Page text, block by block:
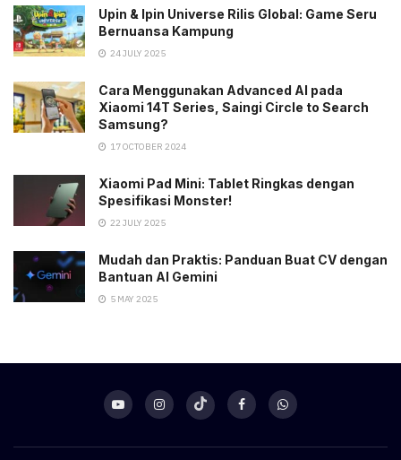
Upin & Ipin Universe Rilis Global: Game Seru
Bernuansa Kampung
24 JULY 2025
Cara Menggunakan Advanced AI pada
Xiaomi 14T Series, Saingi Circle to Search
Samsung?
17 OCTOBER 2024
Xiaomi Pad Mini: Tablet Ringkas dengan
Spesifikasi Monster!
22 JULY 2025
Mudah dan Praktis: Panduan Buat CV dengan
Bantuan AI Gemini
5 MAY 2025